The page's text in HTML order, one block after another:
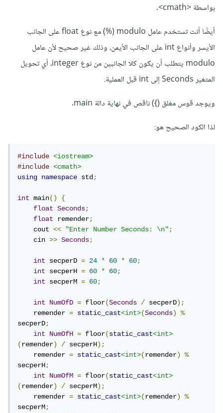
بواسطة <cmath>.
أيضًا أنت تستخدم عامل modulo (%) مع نوع float على الجانب
الأيسر وأنواع int على الجانب الأيمن، وذلك غير صحيح لأن عامل
modulo يتطلب أن يكون كلا الجانبين من نوع integer، أي تحويل
المتغير Seconds إلى int قبل العملية.
ويوجد قوس مغلق (}) ناقص في نهاية دالة main.
لذا الكود الصحيح هو:
#include
<iostream>
#include
<cmath>
using
namespace std;
int main()
{
float
Seconds;
float
remender;
    cout
<< "Enter Number Seconds: \n";
    cin
>> Seconds;
int secperD = 24 * 60 * 60;
int
secperH = 60 * 60;
int
secperM = 60;
int NumOfD = floor(Seconds / secperD);
    remender
= static_cast<int>(Seconds)
%
secperD;
int
NumOfH = floor(static_cast<int>
(remender) / secperH);
    remender
= static_cast<int>(remender)
%
secperH;
int
NumOfM = floor(static_cast<int>
(remender) / secperM);
    remender
= static_cast<int>(remender)
%
secperM;